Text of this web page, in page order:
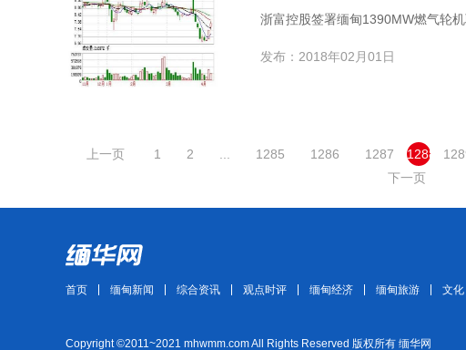
浙富控股签署缅甸1390MW燃气轮
发布：2018年02月01日
上一页 1 2 1285 1286 1287 1288
下一页
首页 缅甸新闻 综合资讯 观点时评 缅甸经济 缅甸旅游 文化
Copyright ©2011~2021 mhwmm.com All Rights Reserved 版权所有 缅华网